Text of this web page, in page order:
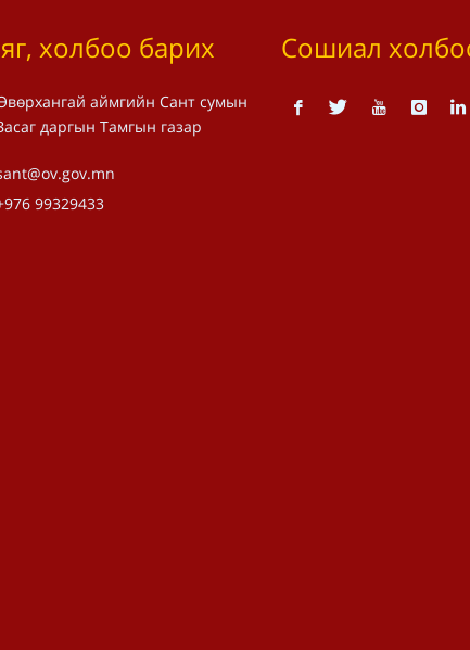
холбоо барих
аймгийн Сант сумын
даргын Тамгын газар
99329433
Сошиал